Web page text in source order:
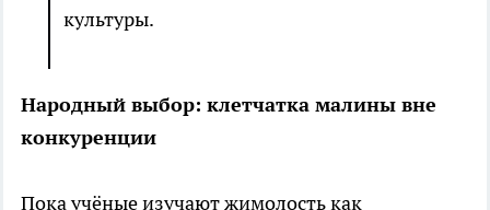
культуры.
Народный выбор: клетчатка малины вне
конкуренции
Пока учёные изучают жимолость как